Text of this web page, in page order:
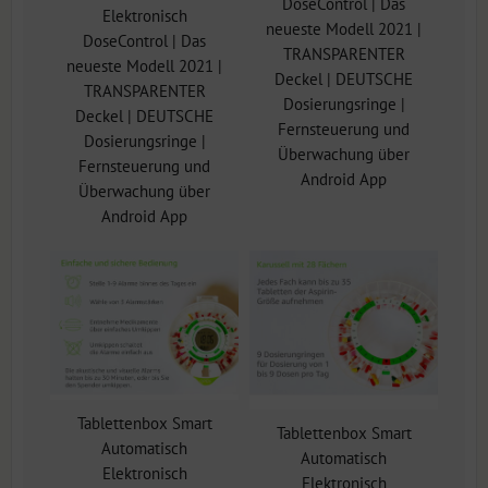
Elektronisch
DoseControl | Das
neueste Modell 2021 |
TRANSPARENTER
Deckel | DEUTSCHE
Dosierungsringe |
Fernsteuerung und
Überwachung über
Android App
neueste Modell 2021 |
TRANSPARENTER
Deckel | DEUTSCHE
Dosierungsringe |
Fernsteuerung und
Überwachung über
Android App
Tablettenbox Smart
Automatisch
Elektronisch
Tablettenbox Smart
Automatisch
Elektronisch